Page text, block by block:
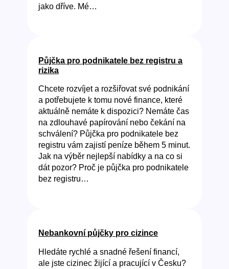
jako dříve. Mé…
Půjčka pro podnikatele bez registru a
rizika
Chcete rozvíjet a rozšiřovat své podnikání
a potřebujete k tomu nové finance, které
aktuálně nemáte k dispozici? Nemáte čas
na zdlouhavé papírování nebo čekání na
schválení? Půjčka pro podnikatele bez
registru vám zajistí peníze během 5 minut.
Jak na výběr nejlepší nabídky a na co si
dát pozor? Proč je půjčka pro podnikatele
bez registru…
Nebankovní půjčky pro cizince
Hledáte rychlé a snadné řešení financí,
ale jste cizinec žijící a pracující v Česku?